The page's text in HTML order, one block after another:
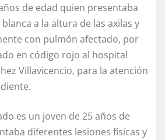
de edad quien presentaba
a la altura de las axilas y
con pulmón afectado, por
en código rojo al hospital
Villavicencio, para la atención
es un joven de 25 años de
diferentes lesiones físicas y